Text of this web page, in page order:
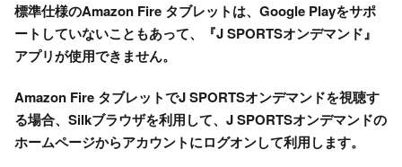
標準仕様のAmazon Fire タブレットは、Google Playをサポ
ートしていないこともあって、『J SPORTSオンデマンド』
アプリが使用できません。
Amazon Fire タブレットでJ SPORTSオンデマンドを視聴す
る場合、Silkブラウザを利用して、J SPORTSオンデマンドの
ホームページからアカウントにログオンして利用します。